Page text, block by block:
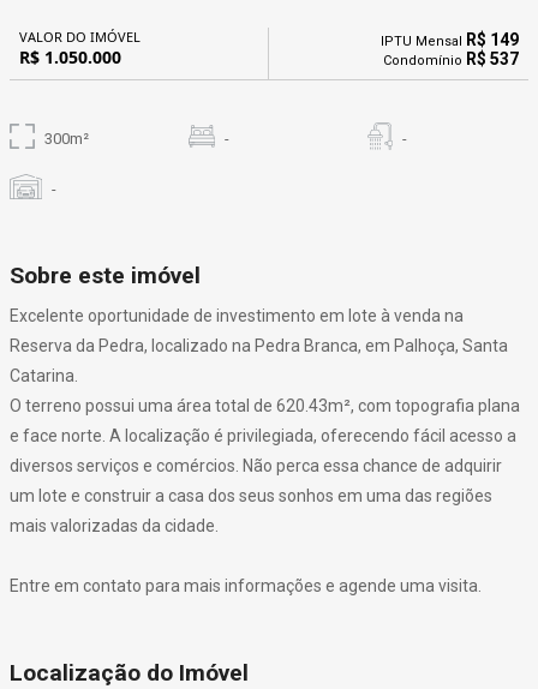
VALOR DO IMÓVEL
R$ 1.050.000
IPTU Mensal R$ 149
Condomínio R$ 537
300m² - -
-
Sobre este imóvel
Excelente oportunidade de investimento em lote à venda na
Reserva da Pedra, localizado na Pedra Branca, em Palhoça, Santa
Catarina.
O terreno possui uma área total de 620.43m², com topografia plana
e face norte. A localização é privilegiada, oferecendo fácil acesso a
diversos serviços e comércios. Não perca essa chance de adquirir
um lote e construir a casa dos seus sonhos em uma das regiões
mais valorizadas da cidade.
Entre em contato para mais informações e agende uma visita.
Localização do Imóvel